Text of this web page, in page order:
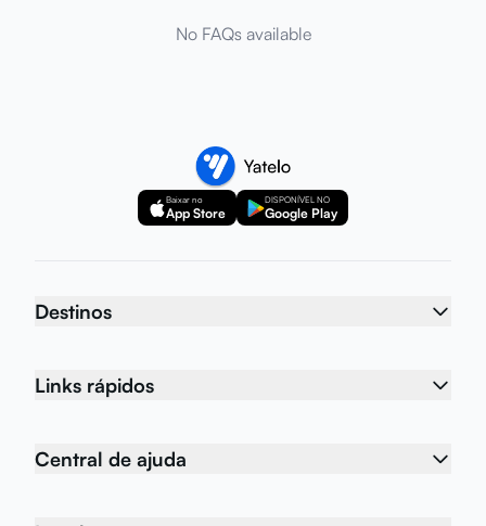
No FAQs available
Baixar no
App Store
DISPONÍVEL NO
Google Play
Destinos
Links rápidos
Central de ajuda